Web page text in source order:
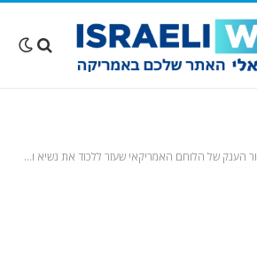
של הלוחם האמריקאי שעזר ללכוד את נשיא ונצואלה – לילה לפני המבצע